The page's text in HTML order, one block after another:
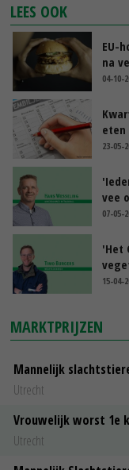
LEES OOK
EU-
na
04-10-
eten
23-05-
vee
07-05-
'Het
15-04-
MARKTPRIJZEN
Mannelijk
Utrecht
Vrouwelijk worst 1e
Utrecht